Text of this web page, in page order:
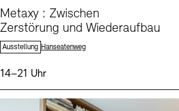
Metaxy : Zwischen
Zerstörung und Wiederaufbau
Ausstellung
Standort: Hanseatenweg
Uhrzeit:
14–21 Uhr